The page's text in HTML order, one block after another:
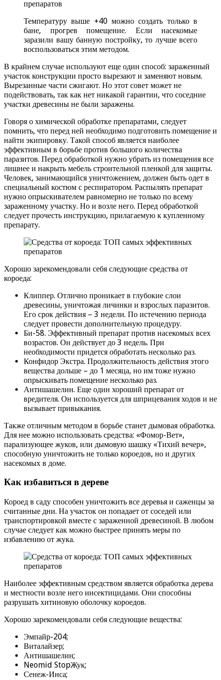
Температуру выше +40 можно создать только в
бане, прогрев помещение. Если насекомые
заразили вашу банную постройку, то лучше всего
воспользоваться этим методом.
В крайнем случае используют еще один способ: зараженный
участок конструкции просто вырезают и заменяют новым.
Вырезанные части сжигают. Но этот совет может не
подействовать, так как нет никакой гарантии, что соседние
участки древесины не были заражены.
Говоря о химической обработке препаратами, следует
помнить, что перед ней необходимо подготовить помещение и
найти экипировку. Такой способ является наиболее
эффективным в борьбе против большого количества
паразитов. Перед обработкой нужно убрать из помещения все
лишнее и накрыть мебель строительной пленкой для защиты.
Человек, занимающийся уничтожением, должен быть одет в
специальный костюм с респиратором. Распылять препарат
нужно опрыскивателем равномерно не только по всему
зараженному участку. Но и возле него. Перед обработкой
следует прочесть инструкцию, прилагаемую к купленному
препарату.
Хорошо зарекомендовали себя следующие средства от
короеда:
Клиппер. Отлично проникает в глубокие слои
древесины, уничтожая личинки и взрослых паразитов.
Его срок действия – 3 недели. По истечению периода
следует провести дополнительную процедуру.
Би-58. Эффективный препарат против насекомых всех
возрастов. Он действует до 3 недель. При
необходимости придется обработать несколько раз.
Конфидор Экстра. Продолжительность действия этого
вещества дольше – до 1 месяца, но им тоже нужно
опрыскивать помещение несколько раз.
Антишашелин. Еще один хороший препарат от
вредителя. Он используется для шприцевания ходов и не
вызывает привыкания.
Также отличным методом в борьбе станет дымовая обработка.
Для нее можно использовать средства: «Фомор-Вет»,
парализующее жуков, или дымовую шашку «Тихий вечер»,
способную уничтожить не только короедов, но и других
насекомых в доме.
Как избавиться в дереве
Короед в саду способен уничтожить все деревья и саженцы за
считанные дни. На участок он попадает от соседей или
транспортировкой вместе с зараженной древесиной. В любом
случае следует как можно быстрее принять меры по
избавлению от жука.
Наиболее эффективным средством является обработка дерева
и местности возле него инсектицидами. Они способны
разрушать хитиновую оболочку короедов.
Хорошо зарекомендовали себя следующие вещества:
Эмпайр-204;
Виталайзер;
Антишашелин;
Neomid StopЖук;
Сенеж-Инса;